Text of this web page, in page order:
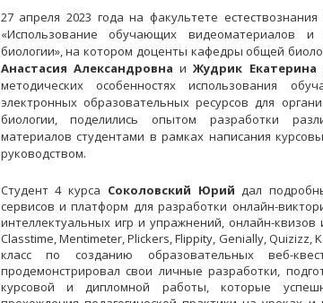
27 апреля 2023 года на факультете
«Использование обучающих видеоматериалов
биологии», на котором доценты кафедры общей
Анастасия Александровна иЖудрик Екатерина
методических особенностях использования
электронных образовательных ресурсов для
биологии, поделились опытом разработки
материалов студентами в рамках написания
руководством.
Студент 4 курса Соколовский Юрий дал
сервисов и платформ для разработки онлайн-
интеллектуальных игр и упражнений, онлайн-квизов
Classtime, Mentimeter, Plickers, Flippity, Genially, Quizizz,
класс по созданию образовательных веб-
продемонстрировал свои личные разработки,
курсовой и дипломной работы, которые